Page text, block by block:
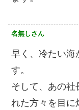
名無しさん
早く、冷たい海
す。
そして、あの社
れた方々を目に